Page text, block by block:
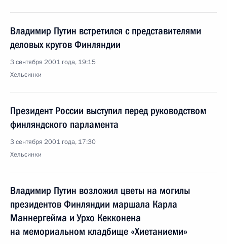
Владимир Путин встретился с представителями
деловых кругов Финляндии
3 сентября 2001 года, 19:15
Хельсинки
Президент России выступил перед руководством
финляндского парламента
3 сентября 2001 года, 17:30
Хельсинки
Владимир Путин возложил цветы на могилы
президентов Финляндии маршала Карла
Маннергейма и Урхо Кекконена
на мемориальном кладбище «Хиетаниеми»